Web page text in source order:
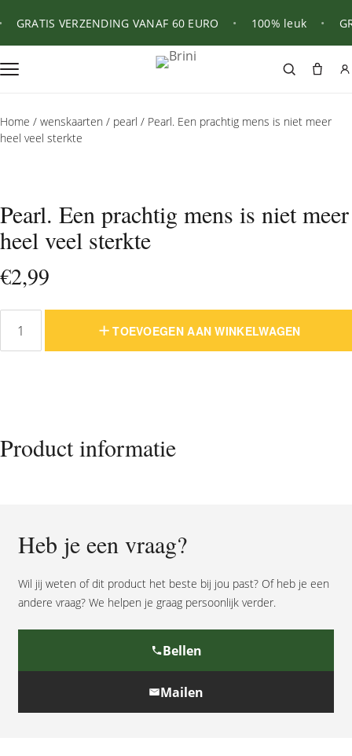
GRATIS VERZENDING VANAF 60 EURO 100% leuk
Home / wenskaarten / pearl / Pearl. Een prachtig mens is niet meer
heel veel sterkte
Pearl. Een prachtig mens is niet meer
heel veel sterkte
€2,99
Pearl.
meer
TOEVOEGEN AAN WINKELWAGEN
Product informatie
Heb je een vraag?
Wil jij weten of dit product het beste bij jou past? Of heb je een
andere vraag? We helpen je graag persoonlijk verder.
Bellen
Mailen